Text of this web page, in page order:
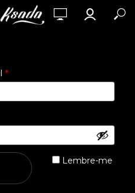
*Obrigatório
Lembre-me